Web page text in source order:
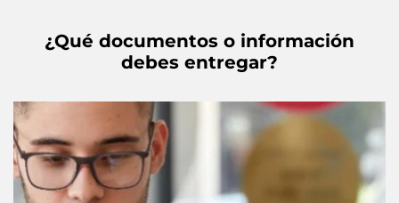
¿Qué documentos o información
debes entregar?